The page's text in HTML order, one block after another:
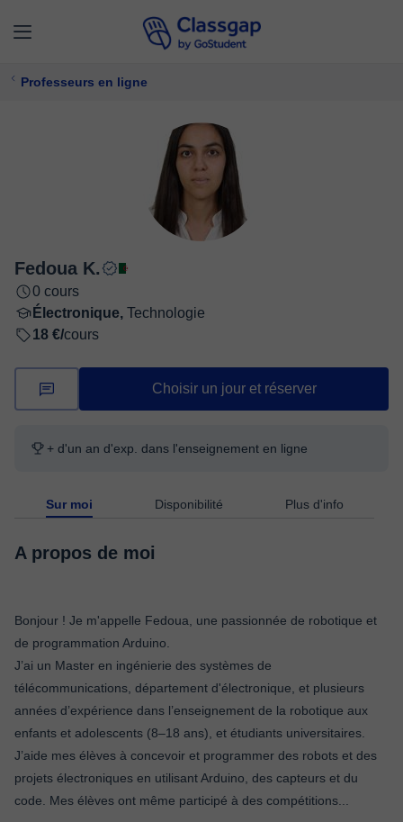
Professeurs en ligne
Fedoua K.
0 cours
Électronique, Technologie
18 €/cours
Choisir un jour et réserver
+ d'un an d'exp. dans l'enseignement en ligne
Sur moi Disponibilité Plus d'info
A propos de moi
Bonjour ! Je m'appelle Fedoua, une passionnée de robotique et
de programmation Arduino.
J’ai un Master en ingénierie des systèmes de
télécommunications, département d'électronique, et plusieurs
années d’expérience dans l’enseignement de la robotique aux
enfants et adolescents (8–18 ans), et étudiants universitaires.
J’aide mes élèves à concevoir et programmer des robots et des
projets électroniques en utilisant Arduino, des capteurs et du
code. Mes élèves ont même participé à des compétitions